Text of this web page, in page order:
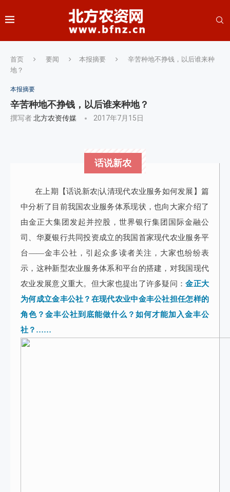
首页 要闻 本报摘要
辛苦种地不挣钱，以后谁来种
地？
本报摘要
辛苦种地不挣钱，以后谁来种地？
撰写者北方农资传媒 2017年7月15日
话说新农
在上期【话说新农|认清现代农业服务如何发展】篇
中分析了目前我国农业服务体系现状，也向大家介绍了
由金正大集团发起并控股，世界银行集团国际金融公
司、华夏银行共同投资成立的我国首家现代农业服务平
台——金丰公社，引起众多读者关注，大家也纷纷表
示，这种新型农业服务体系和平台的搭建，对我国现代
农业发展意义重大。但大家也提出了许多疑问：金正大
为何成立金丰公社？在现代农业中金丰公社担任怎样的
角色？金丰公社到底能做什么？如何才能加入金丰公
社？……